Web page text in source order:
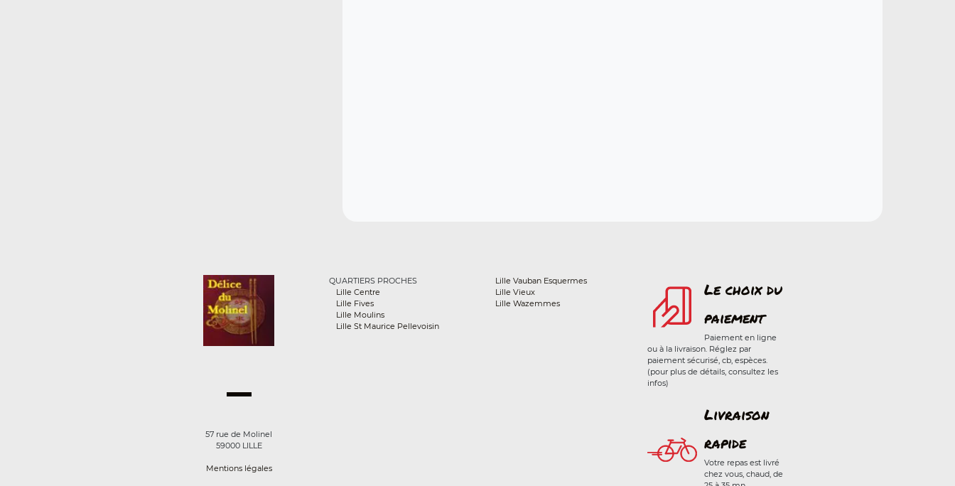
57 rue de Molinel
59000 LILLE
Mentions légales
QUARTIERS PROCHES
Lille Centre
Lille Fives
Lille Moulins
Lille St Maurice Pellevoisin
Lille Vauban Esquermes
Lille Vieux
Lille Wazemmes
Le choix du
paiement
Paiement en ligne
ou à la livraison. Réglez par
paiement sécurisé, cb, espèces.
(pour plus de détails, consultez les
infos)
Livraison
rapide
Votre repas est livré
chez vous, chaud, de